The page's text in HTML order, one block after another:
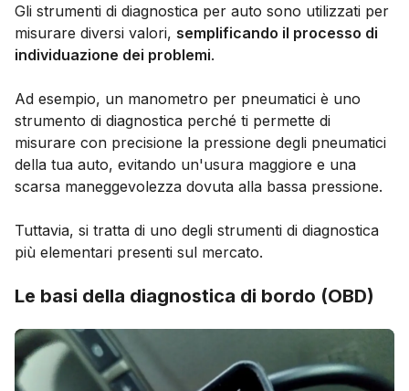
Gli strumenti di diagnostica per auto sono utilizzati per
misurare diversi valori, semplificando il processo di
individuazione dei problemi.
Ad esempio, un manometro per pneumatici è uno
strumento di diagnostica perché ti permette di
misurare con precisione la pressione degli pneumatici
della tua auto, evitando un'usura maggiore e una
scarsa maneggevolezza dovuta alla bassa pressione.
Tuttavia, si tratta di uno degli strumenti di diagnostica
più elementari presenti sul mercato.
Le basi della diagnostica di bordo (OBD)